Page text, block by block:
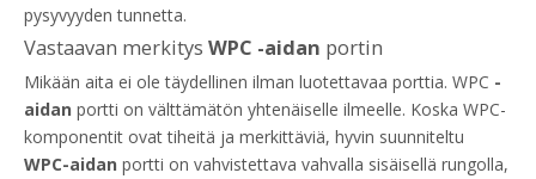
pysyvyyden tunnetta.
Vastaavan merkitys WPC -aidan portin
Mikään aita ei ole täydellinen ilman luotettavaa porttia. WPC -
aidan portti on välttämätön yhtenäiselle ilmeelle. Koska WPC-
komponentit ovat tiheitä ja merkittäviä, hyvin suunniteltu
WPC-aidan portti on vahvistettava vahvalla sisäisellä rungolla,